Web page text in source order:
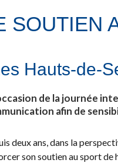
SOUTIEN
Hauts-de-
de la journée
afin de
deux ans, dans la
son soutien au sport de